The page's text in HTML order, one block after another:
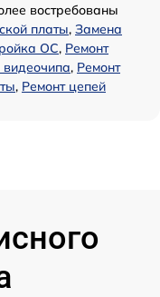
востребованы
платы, Замена
ОС, Ремонт
, Ремонт
, Ремонт цепей